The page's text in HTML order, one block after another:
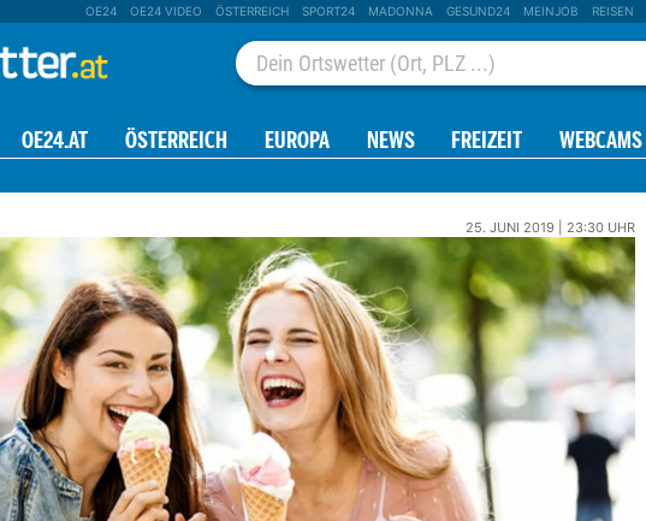
OE24 OE24 VIDEO ÖSTERREICH SPORT24 MADONNA GESUND24 MEINJOB REISEN
OE24.AT ÖSTERREICH EUROPA NEWS FREIZEIT WEBCAMS
25. JUNI 2019 | 23:30 UHR